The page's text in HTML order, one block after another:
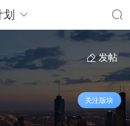
发帖
关注版块